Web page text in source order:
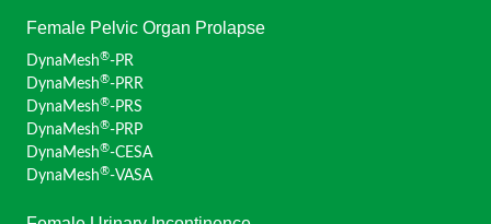
Female Pelvic Organ Prolapse
DynaMesh®-PR
DynaMesh®-PRR
DynaMesh®-PRS
DynaMesh®-PRP
DynaMesh®-CESA
DynaMesh®-VASA